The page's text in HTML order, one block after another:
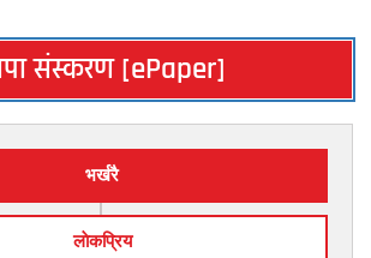
संस्करण [ePaper]
भर्खरै
लाेकप्रिय